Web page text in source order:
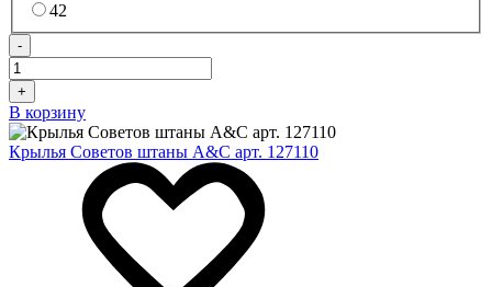
42
-
+
В корзину
Крылья Советов штаны A&C арт. 127110